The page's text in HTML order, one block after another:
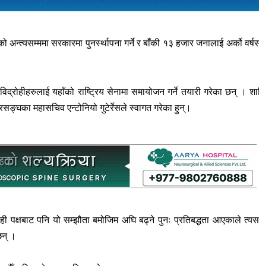
सरकारमा पुनर्स्थापना गर्ने र बाँकी १३ हजार जनालाई अर्को
यहाँको राष्ट्रिय सेनामा समायोजन गर्ने तयारी गरेका छन् ।
महासचिव एन्टोनियो गुटेर्रेसले स्वागत गरेका हुन्।
पक्षबाट पनि यो सम्झौता बमोजिम अघि बढ्ने पुनः प्रतिबद्धता आएकाले
।